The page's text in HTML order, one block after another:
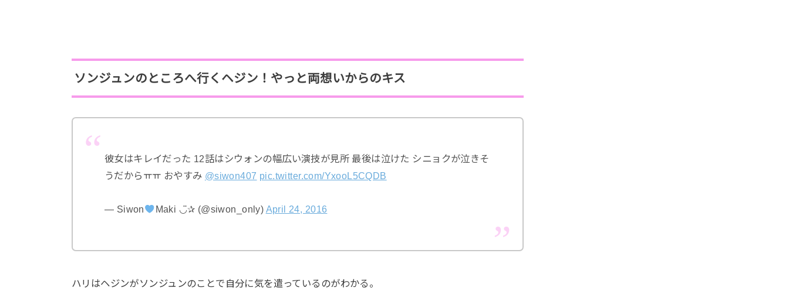
ソンジュンのところへ行くヘジン！やっと両想いからのキス
彼女はキレイだった 12話はシウォンの幅広い演技が見所 最後は泣けた シニョクが泣きそ
うだからㅠㅠ おやすみ @siwon407 pic.twitter.com/YxooL5CQDB
— Siwon Maki ◡̈✰ (@siwon_only) April 24, 2016
ハリはヘジンがソンジュンのことで自分に気を遣っているのがわかる。